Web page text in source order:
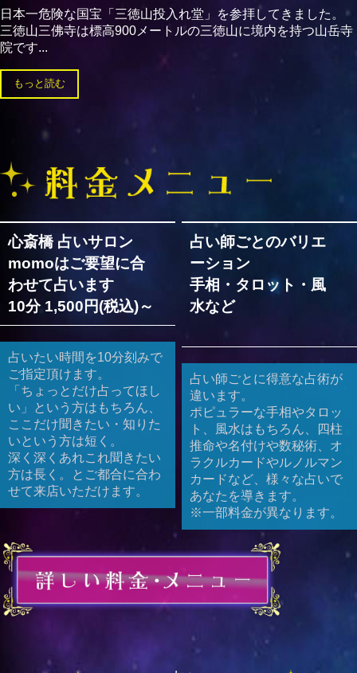
日本一危険な国宝「三徳山投入れ堂」を参拝してきました。
三徳山三佛寺は標高900メートルの三徳山に境内を持つ山岳寺
院です...
もっと読む
心斎橋 占いサロン
momoはご要望に合
わせて占います
10分 1,500円(税込)～
占いたい時間を10分刻みで
ご指定頂けます。
「ちょっとだけ占ってほし
い」という方はもちろん、
ここだけ聞きたい・知りた
いという方は短く。
深く深くあれこれ聞きたい
方は長く。とご都合に合わ
せて来店いただけます。
占い師ごとのバリエ
ーション
手相・タロット・風
水など
占い師ごとに得意な占術が
違います。
ポピュラーな手相やタロッ
ト、風水はもちろん、四柱
推命や名付けや数秘術、オ
ラクルカードやルノルマン
カードなど、様々な占いで
あなたを導きます。
※一部料金が異なります。